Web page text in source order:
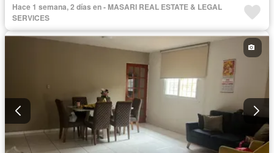
Hace 1 semana, 2 días en - MASARI REAL ESTATE & LEGAL
SERVICES